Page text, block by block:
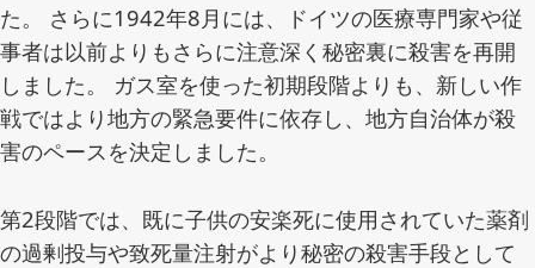
た。 さらに1942年8月には、ドイツの医療専門家や従
事者は以前よりもさらに注意深く秘密裏に殺害を再開
しました。 ガス室を使った初期段階よりも、新しい作
戦ではより地方の緊急要件に依存し、地方自治体が殺
害のペースを決定しました。
第2段階では、既に子供の安楽死に使用されていた薬剤
の過剰投与や致死量注射がより秘密の殺害手段として